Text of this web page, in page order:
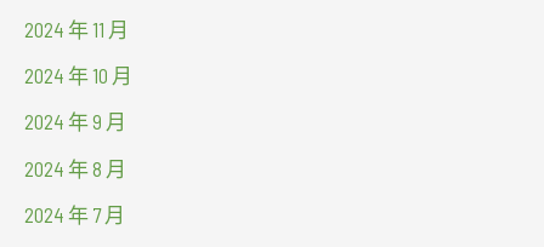
2024 年 11 月
2024 年 10 月
2024 年 9 月
2024 年 8 月
2024 年 7 月